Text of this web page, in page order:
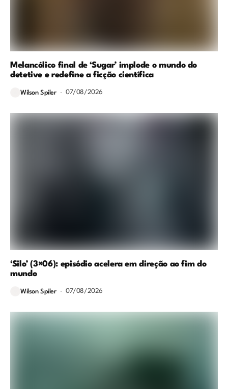
Melancólico final de ‘Sugar’ implode o mundo do
detetive e redefine a ficção científica
Wilson Spiler 07/08/2026
‘Silo’ (3×06): episódio acelera em direção ao fim do
mundo
Wilson Spiler 07/08/2026